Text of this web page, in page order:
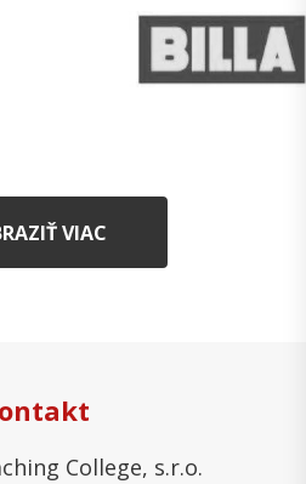
VIAC
College, s.r.o.